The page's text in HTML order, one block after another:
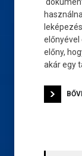
előnyével
előny,
akár egy